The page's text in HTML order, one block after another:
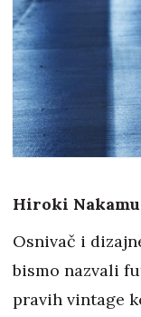
Hiroki
Osnivač i
bismo nazvali
pravih vintage